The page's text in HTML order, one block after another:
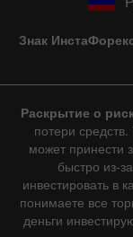
Знак
Раскрытие о
потери
может принести
быстро из-
инвестировать в
понимаете все
деньги